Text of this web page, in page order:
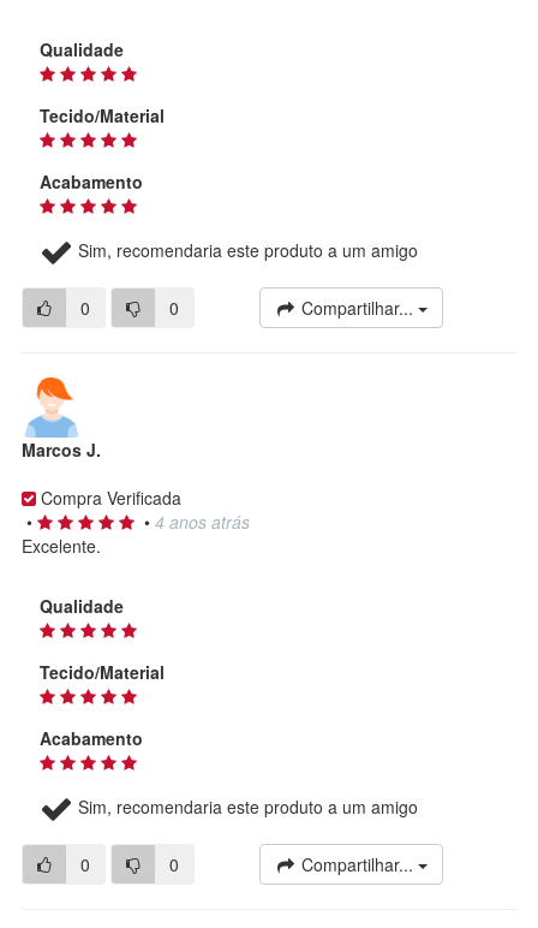
Qualidade
Tecido/Material
Acabamento
Sim, recomendaria este produto a um amigo
0 0 Compartilhar...
Marcos J.
Compra Verificada
•
• 4 anos atrás
Excelente.
Qualidade
Tecido/Material
Acabamento
Sim, recomendaria este produto a um amigo
0 0 Compartilhar...